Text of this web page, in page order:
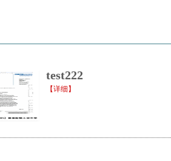
test222
【详细】